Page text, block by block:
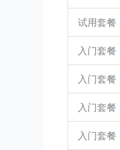
试用套餐
入门套餐
入门套餐
入门套餐
入门套餐